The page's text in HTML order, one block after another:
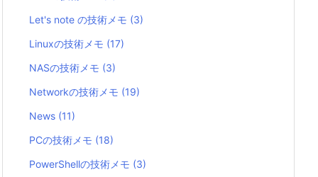
Let's note の技術メモ (3)
Linuxの技術メモ (17)
NASの技術メモ (3)
Networkの技術メモ (19)
News (11)
PCの技術メモ (18)
PowerShellの技術メモ (3)